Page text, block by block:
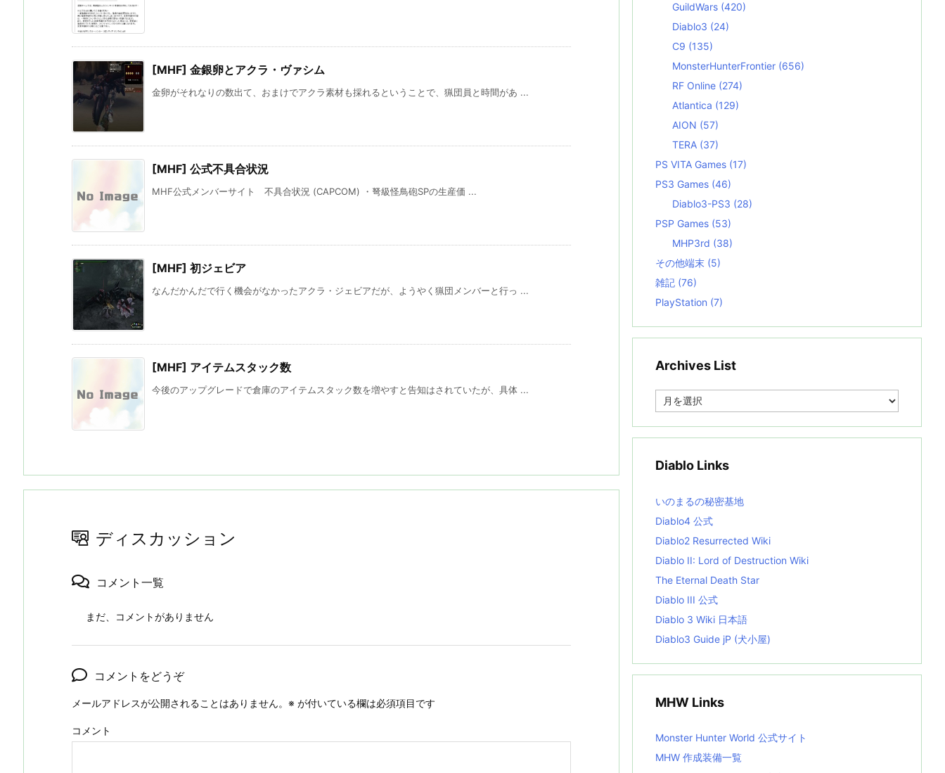
[MHF] 金銀卵とアクラ・ヴァシム
金卵がそれなりの数出て、おまけでアクラ素材も採れるということで、猟団員と時間があ ...
[MHF] 公式不具合状況
MHF公式メンバーサイト 不具合状況 (CAPCOM) ・弩級怪鳥砲SPの生産価 ...
[MHF] 初ジェビア
なんだかんだで行く機会がなかったアクラ・ジェビアだが、ようやく猟団メンバーと行っ ...
[MHF] アイテムスタック数
今後のアップグレードで倉庫のアイテムスタック数を増やすと告知はされていたが、具体 ...
ディスカッション
コメント一覧
まだ、コメントがありません
コメントをどうぞ
メールアドレスが公開されることはありません。 ※ が付いている欄は必須項目です
コメント
GuildWars (420)
Diablo3 (24)
C9 (135)
MonsterHunterFrontier (656)
RF Online (274)
Atlantica (129)
AION (57)
TERA (37)
PS VITA Games (17)
PS3 Games (46)
Diablo3-PS3 (28)
PSP Games (53)
MHP3rd (38)
その他端末 (5)
雑記 (76)
PlayStation (7)
Archives List
e
i
s
t
Diablo Links
いのまるの秘密基地
Diablo4 公式
Diablo2 Resurrected Wiki
Diablo II: Lord of Destruction Wiki
The Eternal Death Star
Diablo III 公式
Diablo 3 Wiki 日本語
Diablo3 Guide jP (犬小屋)
MHW Links
Monster Hunter World 公式サイト
MHW 作成装備一覧